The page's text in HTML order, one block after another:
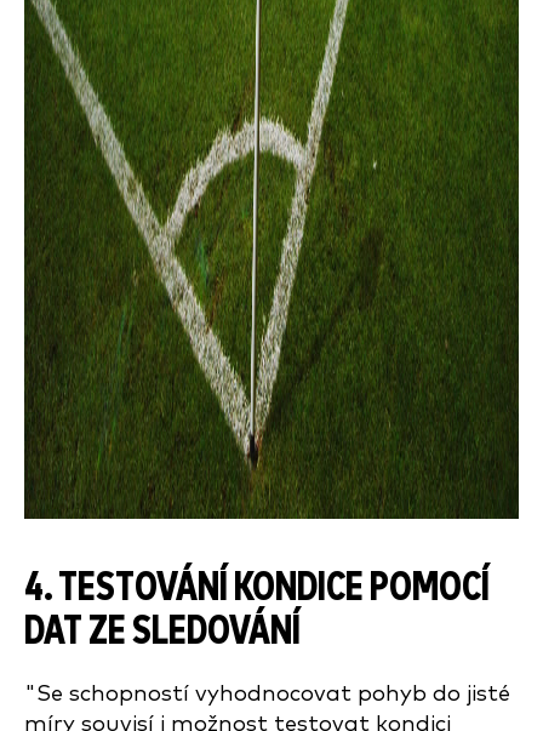
4. TESTOVÁNÍ KONDICE POMOCÍ
DAT ZE SLEDOVÁNÍ
"Se schopností vyhodnocovat pohyb do jisté
míry souvisí i možnost testovat kondici